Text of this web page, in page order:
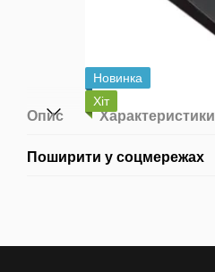
Новинка
Хіт
Опис Характеристики
Поширити у соцмережах